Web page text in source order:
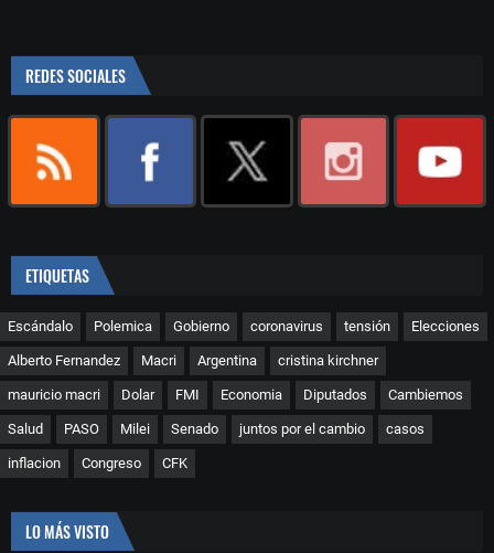
REDES SOCIALES
ETIQUETAS
Escándalo Polemica Gobierno coronavirus tensión Elecciones
Alberto Fernandez Macri Argentina cristina kirchner
mauricio macri Dolar FMI Economia Diputados Cambiemos
Salud PASO Milei Senado juntos por el cambio casos
inflacion Congreso CFK
LO MÁS VISTO